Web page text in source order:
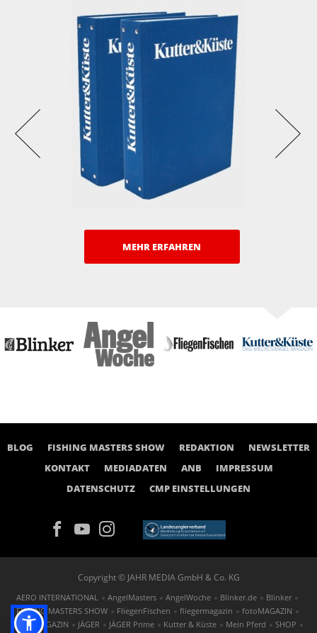
MEHR ERFAHREN
BLOG FISHING MASTERS SHOW REDAKTION
NEWSLETTER
KONTAKT
MEDIADATEN ANB
IMPRESSUM
DATENSCHUTZ
CMP EINSTELLUNGEN
Copyright © JAHR MEDIA GmbH & Co. KG
AERO INTERNATIONAL AngelMasters AngelWoche Blinker.de
Blinker
FISHING MASTERS SHOW
FliegenFischen fliegermagazin
fotoMAGAZIN
GOLF MAGAZIN
JÄGER JÄGER Prime Kutter & Küste Mein Pferd
SHOP